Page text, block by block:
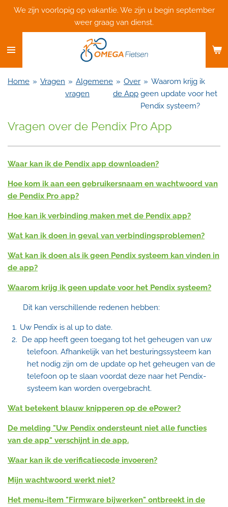
Ga
de
We zijn voorlopig op vakantie. We zijn u begin september
weer graag van dienst.
Home » Vragen » Algemene
vragen
» Over
de App
» Waarom krijg ik
geen update voor het
Pendix systeem?
Vragen over de Pendix Pro App
Waar kan ik de Pendix app downloaden?
Hoe kom ik aan een gebruikersnaam en wachtwoord van
de Pendix Pro app?
Hoe kan ik verbinding maken met de Pendix app?
Wat kan ik doen in geval van verbindingsproblemen?
Wat kan ik doen als ik geen Pendix systeem kan vinden in
de app?
Waarom krijg ik geen update voor het Pendix systeem?
Dit kan verschillende redenen hebben:
Uw Pendix is al up to date.
De app heeft geen toegang tot het geheugen van uw
telefoon. Afhankelijk van het besturingssysteem kan
het nodig zijn om de update op het geheugen van de
telefoon op te slaan voordat deze naar het Pendix-
systeem kan worden overgebracht.
Wat betekent blauw knipperen op de ePower?
De melding "Uw Pendix ondersteunt niet alle functies
van de app" verschijnt in de app.
Waar kan ik de verificatiecode invoeren?
Mijn wachtwoord werkt niet?
Het menu-item "Firmware bijwerken" ontbreekt in de